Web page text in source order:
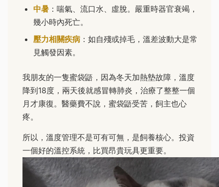
中暑 ：喘氣、流口水、虛脫。嚴重時器官衰竭，
幾小時內死亡。
壓力相關疾病 ：如自殘或掉毛，溫差波動大是常
見觸發因素。
我朋友的一隻蜜袋鼯，因為冬天加熱墊故障，溫度
降到18度，兩天後就感冒轉肺炎，治療了整整一個
月才康復。醫藥費不說，蜜袋鼯受苦，飼主也心
疼。
所以，溫度管理不是可有可無，是飼養核心。投資
一個好的溫控系統，比買昂貴玩具更重要。